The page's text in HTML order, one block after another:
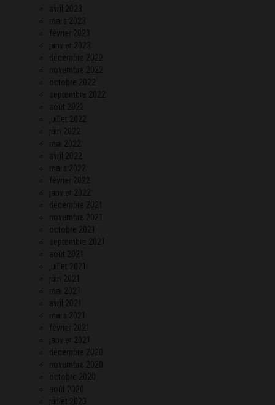
avril 2023
mars 2023
février 2023
janvier 2023
décembre 2022
novembre 2022
octobre 2022
septembre 2022
août 2022
juillet 2022
juin 2022
mai 2022
avril 2022
mars 2022
février 2022
janvier 2022
décembre 2021
novembre 2021
octobre 2021
septembre 2021
août 2021
juillet 2021
juin 2021
mai 2021
avril 2021
mars 2021
février 2021
janvier 2021
décembre 2020
novembre 2020
octobre 2020
août 2020
juillet 2020